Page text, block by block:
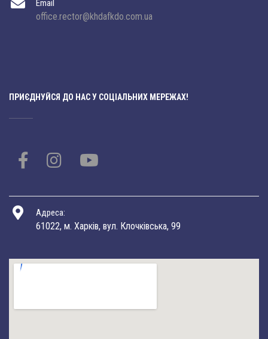
Email
office.rector@khdafkdo.com.ua
ПРИЄДНУЙСЯ ДО НАС У СОЦІАЛЬНИХ МЕРЕЖАХ!
Адреса:
61022, м. Харків, вул. Клочківська, 99